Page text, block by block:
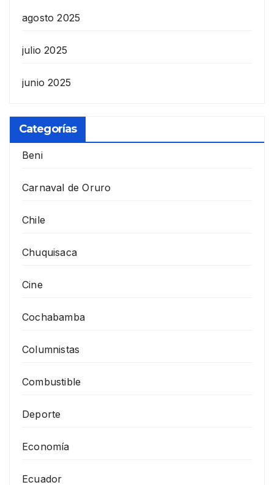
agosto 2025
julio 2025
junio 2025
Categorías
Beni
Carnaval de Oruro
Chile
Chuquisaca
Cine
Cochabamba
Columnistas
Combustible
Deporte
Economía
Ecuador